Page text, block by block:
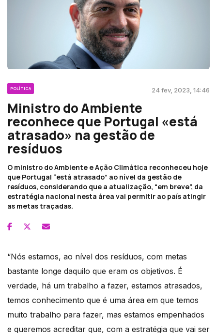
POLÍTICA 24 fev, 2023, 14:46
Ministro do Ambiente
reconhece que Portugal «está
atrasado» na gestão de
resíduos
O ministro do Ambiente e Ação Climática reconheceu hoje
que Portugal “está atrasado” ao nível da gestão de
resíduos, considerando que a atualização, “em breve”, da
estratégia nacional nesta área vai permitir ao país atingir
as metas traçadas.
“Nós estamos, ao nível dos resíduos, com metas
bastante longe daquilo que eram os objetivos. É
verdade, há um trabalho a fazer, estamos atrasados,
temos conhecimento que é uma área em que temos
muito trabalho para fazer, mas estamos empenhados
e queremos acreditar que, com a estratégia que vai ser